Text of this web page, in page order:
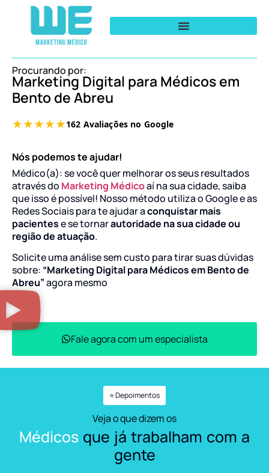
Procurando por:
Marketing Digital para Médicos em
Bento de Abreu
Nós podemos te ajudar!
Médico(a): se você quer melhorar os seus resultados
através do Marketing Médicoaí na sua cidade, saiba
que isso é possível! Nosso método utiliza o Google e as
Redes Sociais para te ajudar aconquistar mais
pacientese se tornarautoridade na sua cidade ou
região de atuação.
Solicite uma análise sem custo para tirar suas dúvidas
sobre: “Marketing Digital para Médicos em Bento de
Abreu”agora mesmo
Fale agora com um especialista
⭐ Depoimentos
Veja o que dizem os
Médicos que já trabalham com a
gente